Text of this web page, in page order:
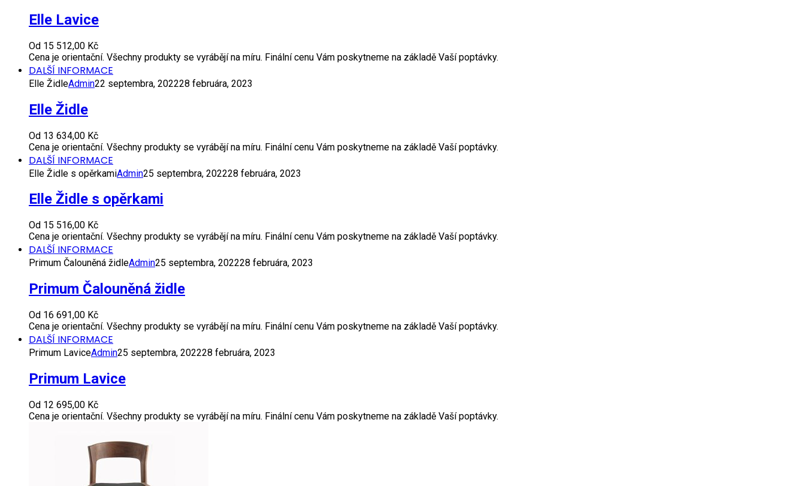
Elle Lavice
Od 15 512,00 Kč
Cena je orientační. Všechny produkty se vyrábějí na míru. Finální cenu Vám poskytneme na základě Vaší poptávky.
DALŠÍ INFORMACE
Elle ŽidleAdmin22 septembra, 202228 februára, 2023
Elle Židle
Od 13 634,00 Kč
Cena je orientační. Všechny produkty se vyrábějí na míru. Finální cenu Vám poskytneme na základě Vaší poptávky.
DALŠÍ INFORMACE
Elle Židle s opěrkamiAdmin25 septembra, 202228 februára, 2023
Elle Židle s opěrkami
Od 15 516,00 Kč
Cena je orientační. Všechny produkty se vyrábějí na míru. Finální cenu Vám poskytneme na základě Vaší poptávky.
DALŠÍ INFORMACE
Primum Čalouněná židleAdmin25 septembra, 202228 februára, 2023
Primum Čalouněná židle
Od 16 691,00 Kč
Cena je orientační. Všechny produkty se vyrábějí na míru. Finální cenu Vám poskytneme na základě Vaší poptávky.
DALŠÍ INFORMACE
Primum LaviceAdmin25 septembra, 202228 februára, 2023
Primum Lavice
Od 12 695,00 Kč
Cena je orientační. Všechny produkty se vyrábějí na míru. Finální cenu Vám poskytneme na základě Vaší poptávky.